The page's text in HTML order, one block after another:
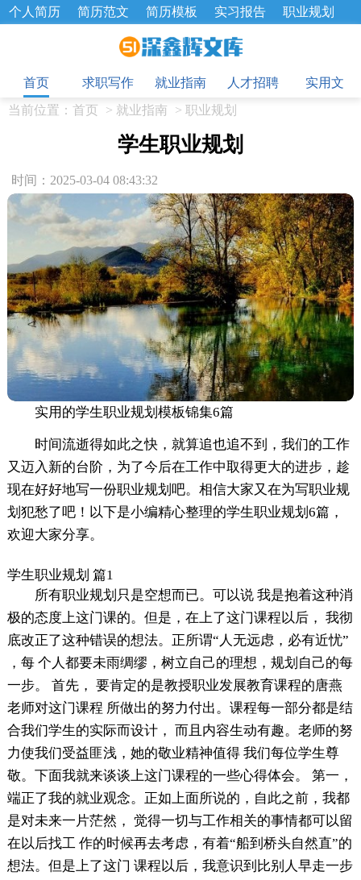
个人简历 简历范文 简历模板 实习报告
职业规划
招聘选拔 绩效考核 企业文化
工作总结
辞职报告
首页
求职写作 就业指南 人才招聘
实用文
当前位置： 首页 > 就业指南 > 职业规划
学生职业规划
时间：2025-03-04 08:43:32
实用的学生职业规划模板锦集6篇
时间流逝得如此之快，就算追也追不到，我们的工作
又迈入新的台阶，为了今后在工作中取得更大的进步，趁
现在好好地写一份职业规划吧。相信大家又在为写职业规
划犯愁了吧！以下是小编精心整理的学生职业规划6篇，
欢迎大家分享。
学生职业规划 篇1
所有职业规划只是空想而已。可以说 我是抱着这种消
极的态度上这门课的。但是，在上了这门课程以后， 我彻
底改正了这种错误的想法。正所谓“人无远虑，必有近忧”
，每 个人都要未雨绸缪，树立自己的理想，规划自己的每
一步。 首先， 要肯定的是教授职业发展教育课程的唐燕
老师对这门课程 所做出的努力付出。课程每一部分都是结
合我们学生的实际而设计， 而且内容生动有趣。老师的努
力使我们受益匪浅，她的敬业精神值得 我们每位学生尊
敬。下面我就来谈谈上这门课程的一些心得体会。 第一，
端正了我的就业观念。正如上面所说的，自此之前，我都
是对未来一片茫然， 觉得一切与工作相关的事情都可以留
在以后找工 作的时候再去考虑，有着“船到桥头自然直”的
想法。但是上了这门 课程以后，我意识到比别人早走一步